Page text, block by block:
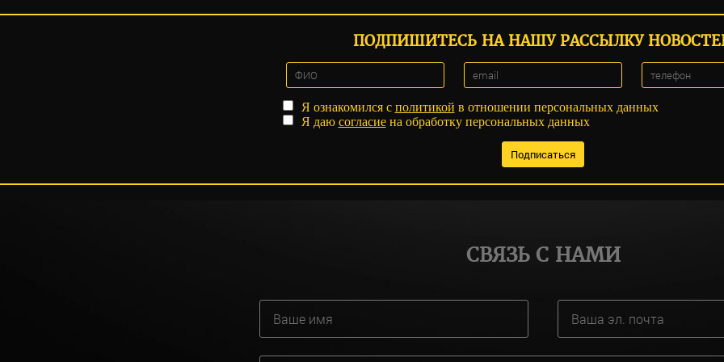
ПОДПИШИТЕСЬ НА НАШУ РАССЫЛКУ
Я ознакомился с политикой в отношении персональных данных
Я даю согласиена обработку персональных данных
СВЯЗЬ С НАМИ